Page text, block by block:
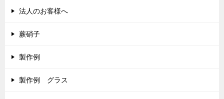
法人のお客様へ
蕨硝子
製作例
製作例 グラス